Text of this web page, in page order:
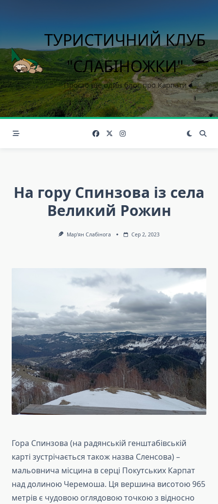
ТУРИСТИЧНИЙ КЛУБ
"СЛАБІНОЖКИ"
Просто ще один блог про Карпати
На гору Спинзова із села
Великий Рожин
Мар'ян Слабінога Сер 2, 2023
Гора Спинзова (на радянській генштабівській
карті зустрічається також назва Сленсова) –
мальовнича місцина в серці Покутських Карпат
над долиною Черемоша. Ця вершина висотою 965
метрів є чудовою оглядовою точкою з відносно